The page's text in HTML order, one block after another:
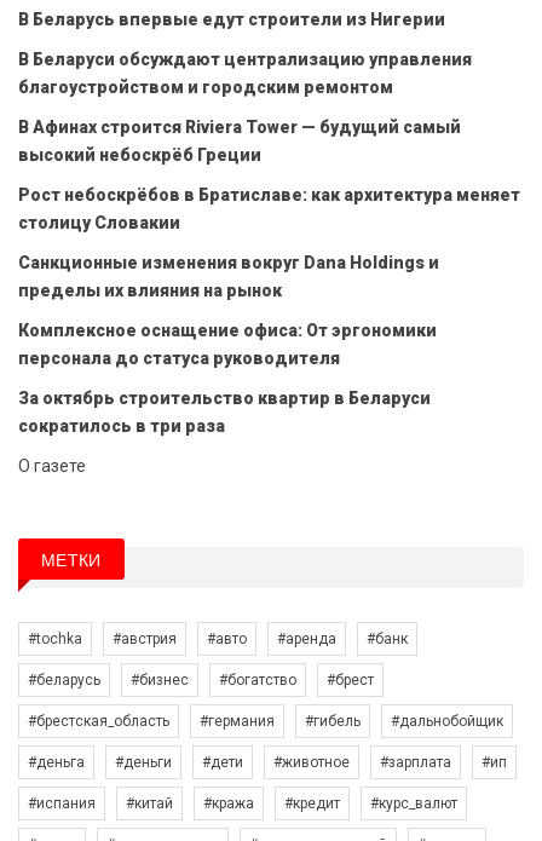
В Беларусь впервые едут строители из Нигерии
В Беларуси обсуждают централизацию управления
благоустройством и городским ремонтом
В Афинах строится Riviera Tower — будущий самый
высокий небоскрёб Греции
Рост небоскрёбов в Братиславе: как архитектура меняет
столицу Словакии
Санкционные изменения вокруг Dana Holdings и
пределы их влияния на рынок
Комплексное оснащение офиса: От эргономики
персонала до статуса руководителя
За октябрь строительство квартир в Беларуси
сократилось в три раза
О газете
МЕТКИ
#tochka #австрия #авто #аренда #банк
#беларусь #бизнес #богатство #брест
#брестская_область #германия #гибель #дальнобойщик
#деньга #деньги #дети #животное #зарплата #ип
#испания #китай #кража #кредит #курс_валют